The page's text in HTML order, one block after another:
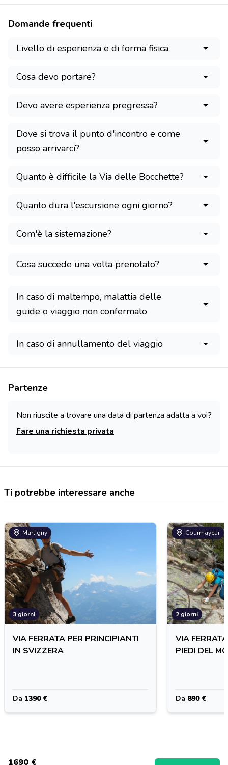
Domande frequenti
Livello di esperienza e di forma fisica
Cosa devo portare?
Devo avere esperienza pregressa?
Dove si trova il punto d'incontro e come
posso arrivarci?
Quanto è difficile la Via delle Bocchette?
Quanto dura l'escursione ogni giorno?
Com'è la sistemazione?
Cosa succede una volta prenotato?
In caso di maltempo, malattia delle
guide o viaggio non confermato
In caso di annullamento del viaggio
Partenze
Non riuscite a trovare una data di partenza adatta a voi?
Fare una richiesta privata
Ti potrebbe interessare anche
3 giorni
Martigny
VIA FERRATA PER PRINCIPIANTI
IN SVIZZERA
Da 1390 €
2 giorni
Courmayeur
VIA
PIEDI DEL
Da 890 €
1690 €